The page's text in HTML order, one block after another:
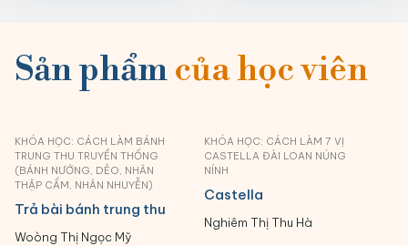
nhà thử liền cùng Happie
nha!
Happie nha 😋
Sản phẩmcủa học viên
KHÓA HỌC: CÁCH LÀM BÁNH
TRUNG THU TRUYỀN THỐNG
(BÁNH NƯỚNG, DẺO, NHÂN
THẬP CẨM, NHÂN NHUYỄN)
Trả bài bánh trung thu
Woòng Thị Ngọc Mỹ
KHÓA HỌC: CÁCH LÀM 7 VỊ
CASTELLA ĐÀI LOAN NÚNG
NÍNH
Castella
Nghiêm Thị Thu Hà